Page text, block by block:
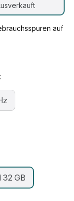
auf
32 GB